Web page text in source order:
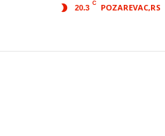
20.3
C POZAREVAC,RS